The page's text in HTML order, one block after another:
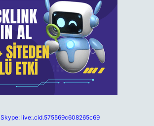
Skype: live:.cid.575569c608265c69